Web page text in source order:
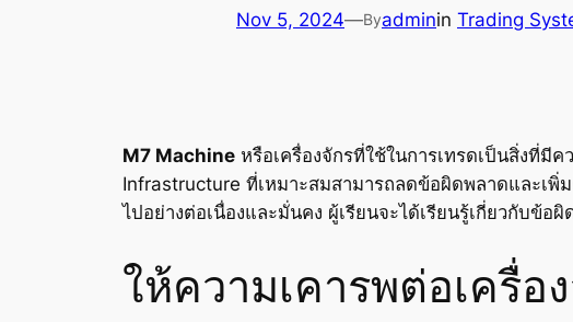
Nov 5, 2024—Byadminin Trading
M7 Machine หรือเครื่องจักรที่ใช้ในการเทรดเป็นสิ่งที่มี
Infrastructure ที่เหมาะสมสามารถลดข้อผิดพลาดและเพิ่
ไปอย่างต่อเนื่องและมั่นคง ผู้เรียนจะได้เรียนรู้เกี่ยวกับข้
ให้ความเคารพต่อเครื่